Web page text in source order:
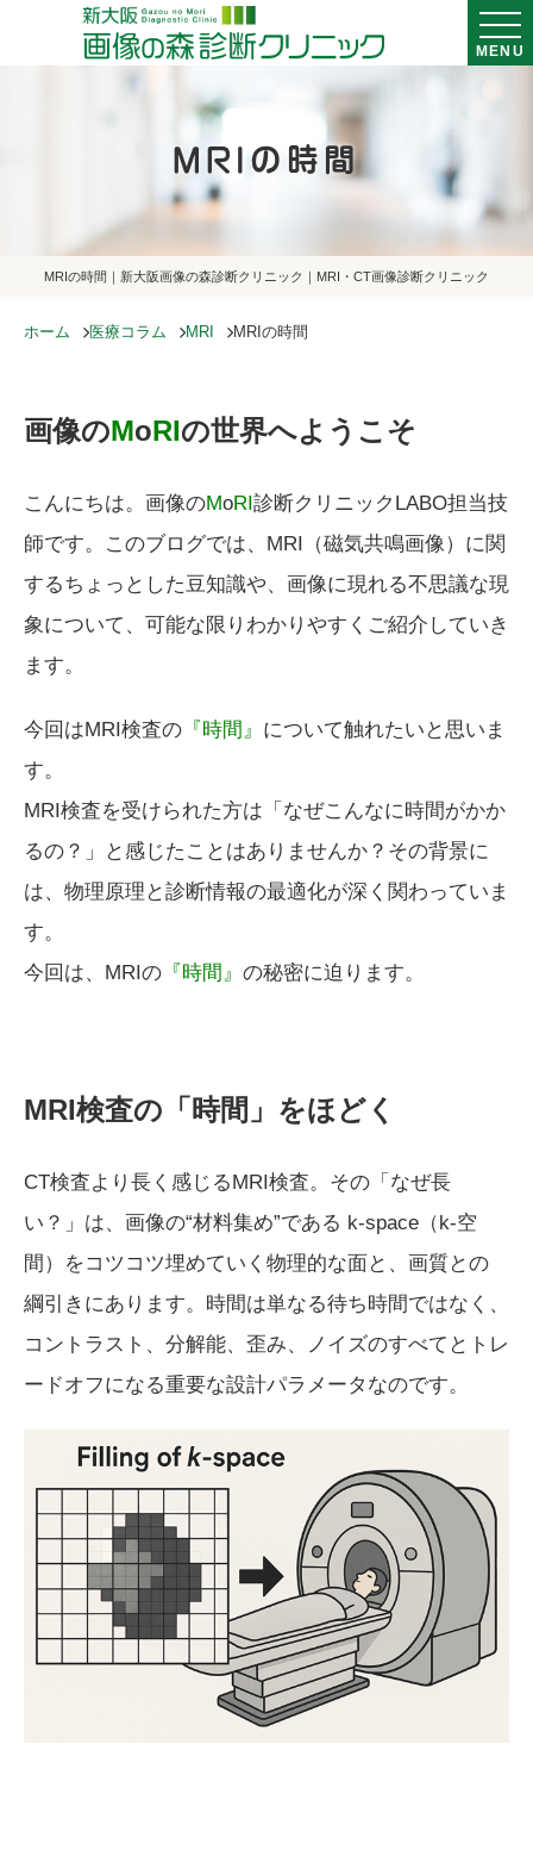
MENU
MRIの時間
MRIの時間｜新大阪画像の森診断クリニック｜MRI・CT画像診断クリニック
ホーム 医療コラム MRI MRIの時間
画像のMoRIの世界へようこそ
こんにちは。画像のMoRI診断クリニックLABO担当技
師です。このブログでは、MRI（磁気共鳴画像）に関
するちょっとした豆知識や、画像に現れる不思議な現
象について、可能な限りわかりやすくご紹介していき
ます。
今回はMRI検査の 『時間』 について触れたいと思いま
す。
MRI検査を受けられた方は「なぜこんなに時間がかか
るの？」と感じたことはありませんか？その背景に
は、物理原理と診断情報の最適化が深く関わっていま
す。
今回は、MRIの 『時間』 の秘密に迫ります。
MRI検査の「時間」をほどく
CT検査より長く感じるMRI検査。その「なぜ長
い？」は、画像の“材料集め”である k-space（k-空
間）をコツコツ埋めていく物理的な面と、画質との
綱引きにあります。時間は単なる待ち時間ではなく、
コントラスト、分解能、歪み、ノイズのすべてとトレ
ードオフになる重要な設計パラメータなのです。